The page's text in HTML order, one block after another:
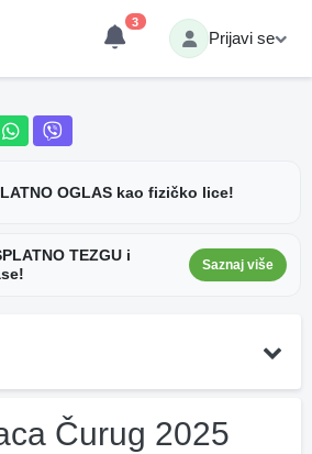
3
Prijavi se
OGLAS kao fizičko lice!
TEZGU i
Saznaj više
Čurug 2025